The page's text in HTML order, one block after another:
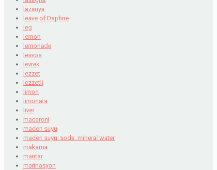
lazanya
leave of Daphne
leg
lemon
lemonade
lesvos
levrek
lezzet
lezzetli
limon
limonata
liver
macaroni
maden suyu
maden suyu. soda. mineral water
makarna
mantar
marinasyon